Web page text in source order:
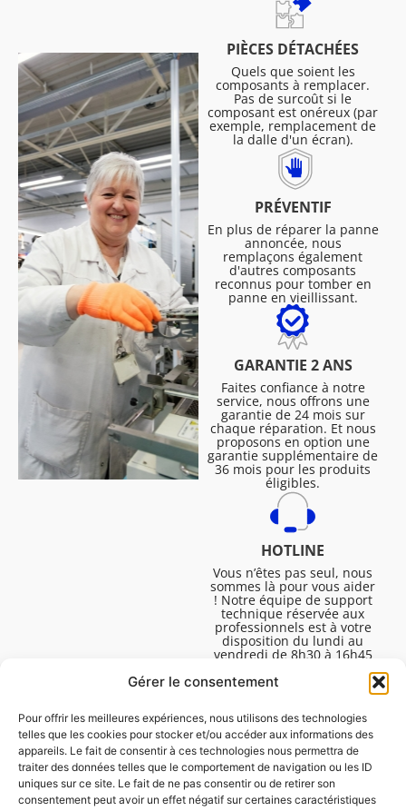
Gérer le consentement
Pour offrir les meilleures expériences, nous utilisons des technologies
telles que les cookies pour stocker et/ou accéder aux informations des
appareils. Le fait de consentir à ces technologies nous permettra de
traiter des données telles que le comportement de navigation ou les ID
uniques sur ce site. Le fait de ne pas consentir ou de retirer son
consentement peut avoir un effet négatif sur certaines caractéristiques
PIÈCES DÉTACHÉES
Quels que soient les
composants à remplacer.
Pas de surcoût si le
composant est onéreux (par
exemple, remplacement de
la dalle d'un écran).
PRÉVENTIF
En plus de réparer la panne
annoncée, nous
remplaçons également
d'autres composants
reconnus pour tomber en
panne en vieillissant.
GARANTIE 2 ANS
Faites confiance à notre
service, nous offrons une
garantie de 24 mois sur
chaque réparation. Et nous
proposons en option une
garantie supplémentaire de
36 mois pour les produits
éligibles.
HOTLINE
Vous n’êtes pas seul, nous
sommes là pour vous aider
! Notre équipe de support
technique réservée aux
professionnels est à votre
disposition du lundi au
vendredi de 8h30 à 16h45
pour vous aider à résoudre
toutes vos questions